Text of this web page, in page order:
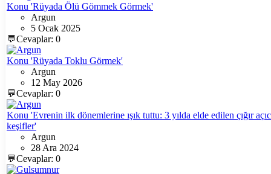
Konu 'Rüyada Ölü Gömmek Görmek'
Argun
5 Ocak 2025
💬Cevaplar: 0
Konu 'Rüyada Toklu Görmek'
Argun
12 May 2026
💬Cevaplar: 0
Konu 'Evrenin ilk dönemlerine ışık tuttu: 3 yılda elde edilen çığır
keşifler'
Argun
28 Ara 2024
💬Cevaplar: 0